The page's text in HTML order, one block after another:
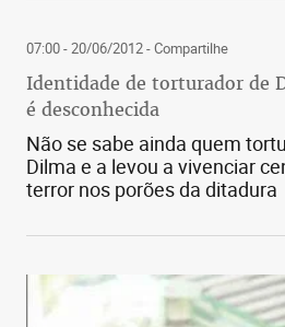
07:00 - 20/06/2012- Compartilhe
Identidade de torturador de
é desconhecida
Não se sabe ainda quem
Dilma e a levou a vivenciar
terror nos porões da ditadura